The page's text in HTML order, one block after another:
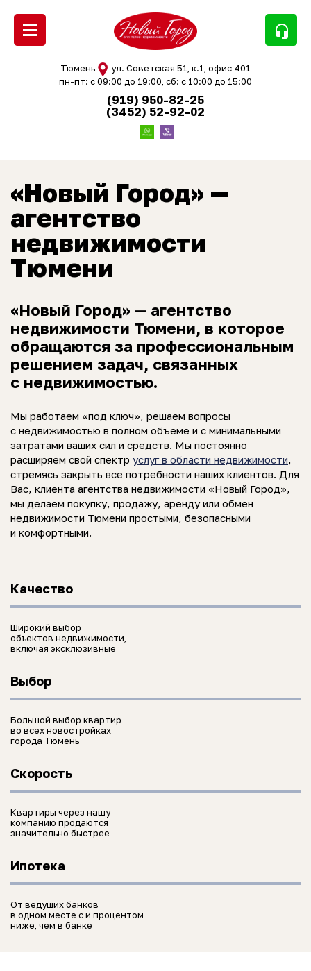
headset_mic
Тюмень
ул. Советская 51, к.1, офис 401
пн-пт: с 09:00 до 19:00, сб: с 10:00 до 15:00
(919) 950-82-25
(3452) 52-92-02
«Новый Город» —
агентство
недвижимости
Тюмени
«Новый Город» — агентство
недвижимости Тюмени, в которое
обращаются за профессиональным
решением задач, связанных
с недвижимостью.
Мы работаем «под ключ», решаем вопросы
с недвижимостью в полном объеме и с минимальными
затратами ваших сил и средств. Мы постоянно
расширяем свой спектр услуг в области недвижимости
стремясь закрыть все потребности наших клиентов. Для
Вас, клиента агентства недвижимости «Новый Город»,
мы делаем покупку, продажу, аренду или обмен
недвижимости Тюмени простыми, безопасными
и комфортными.
Качество
Широкий выбор
объектов недвижимости,
включая эксклюзивные
Выбор
Большой выбор квартир
во всех новостройках
города Тюмень
Скорость
Квартиры через нашу
компанию продаются
значительно быстрее
Ипотека
От ведущих банков
в одном месте с и процентом
ниже, чем в банке